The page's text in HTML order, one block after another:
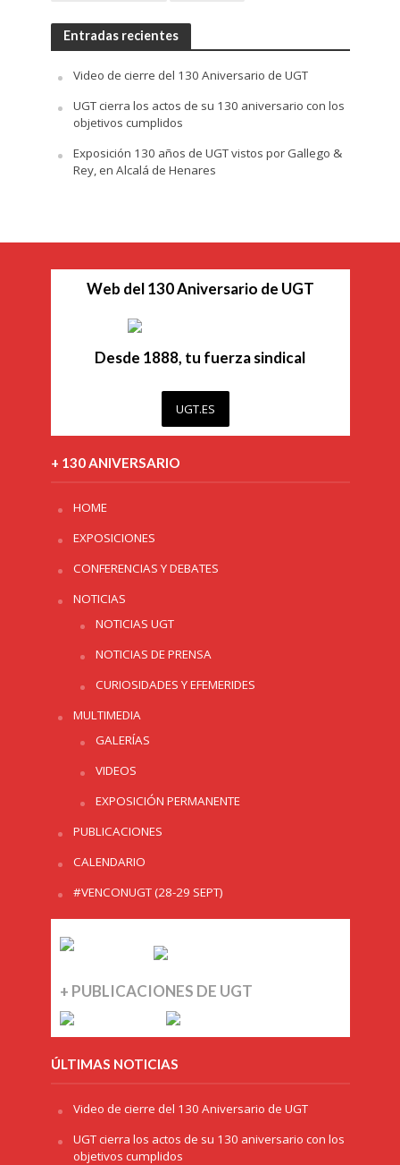
Entradas recientes
Video de cierre del 130 Aniversario de UGT
UGT cierra los actos de su 130 aniversario con los
objetivos cumplidos
Exposición 130 años de UGT vistos por Gallego &
Rey, en Alcalá de Henares
Web del 130 Aniversario de UGT
Desde 1888, tu fuerza sindical
UGT.ES
+ 130 ANIVERSARIO
HOME
EXPOSICIONES
CONFERENCIAS Y DEBATES
NOTICIAS
NOTICIAS UGT
NOTICIAS DE PRENSA
CURIOSIDADES Y EFEMERIDES
MULTIMEDIA
GALERÍAS
VIDEOS
EXPOSICIÓN PERMANENTE
PUBLICACIONES
CALENDARIO
#VENCONUGT (28-29 SEPT)
+ PUBLICACIONES DE UGT
ÚLTIMAS NOTICIAS
Video de cierre del 130 Aniversario de UGT
UGT cierra los actos de su 130 aniversario con los
objetivos cumplidos